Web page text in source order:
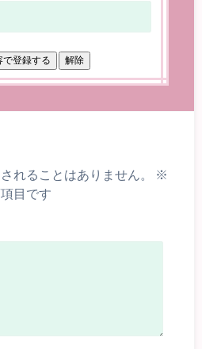
れることはありません。
※
目です